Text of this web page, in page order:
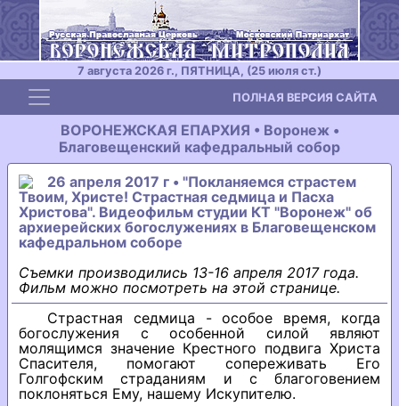
7 августа 2026 г., ПЯТНИЦА, (25 июля ст.)
Toggle navigation ПОЛНАЯ ВЕРСИЯ САЙТА
ВОРОНЕЖСКАЯ ЕПАРХИЯ • Воронеж •
Благовещенский кафедральный собор
26 апреля 2017 г • "Покланяемся страстем
Твоим, Христе! Страстная седмица и Пасха
Христова". Видеофильм студии КТ "Воронеж" об
архиерейских богослужениях в Благовещенском
кафедральном соборе
Съемки производились 13-16 апреля 2017 года.
Фильм можно посмотреть на этой странице.
Страстная седмица - особое время, когда
богослужения с особенной силой являют
молящимся значение Крестного подвига Христа
Спасителя, помогают сопереживать Его
Голгофским страданиям и с благоговением
поклоняться Ему, нашему Искупителю.